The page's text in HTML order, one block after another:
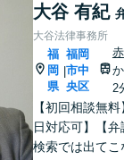
大谷 有紀
大谷法律事務所
福
岡
県
|
福岡
市中
央区
2
【初回相談無
日対応可】【
検索では出てこ